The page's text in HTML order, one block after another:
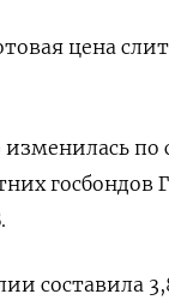
цена
по
госбондов
составила